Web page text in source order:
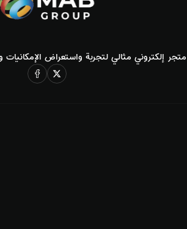
متجر إلكتروني مثالي لتجربة واستعراض الإمكانيات